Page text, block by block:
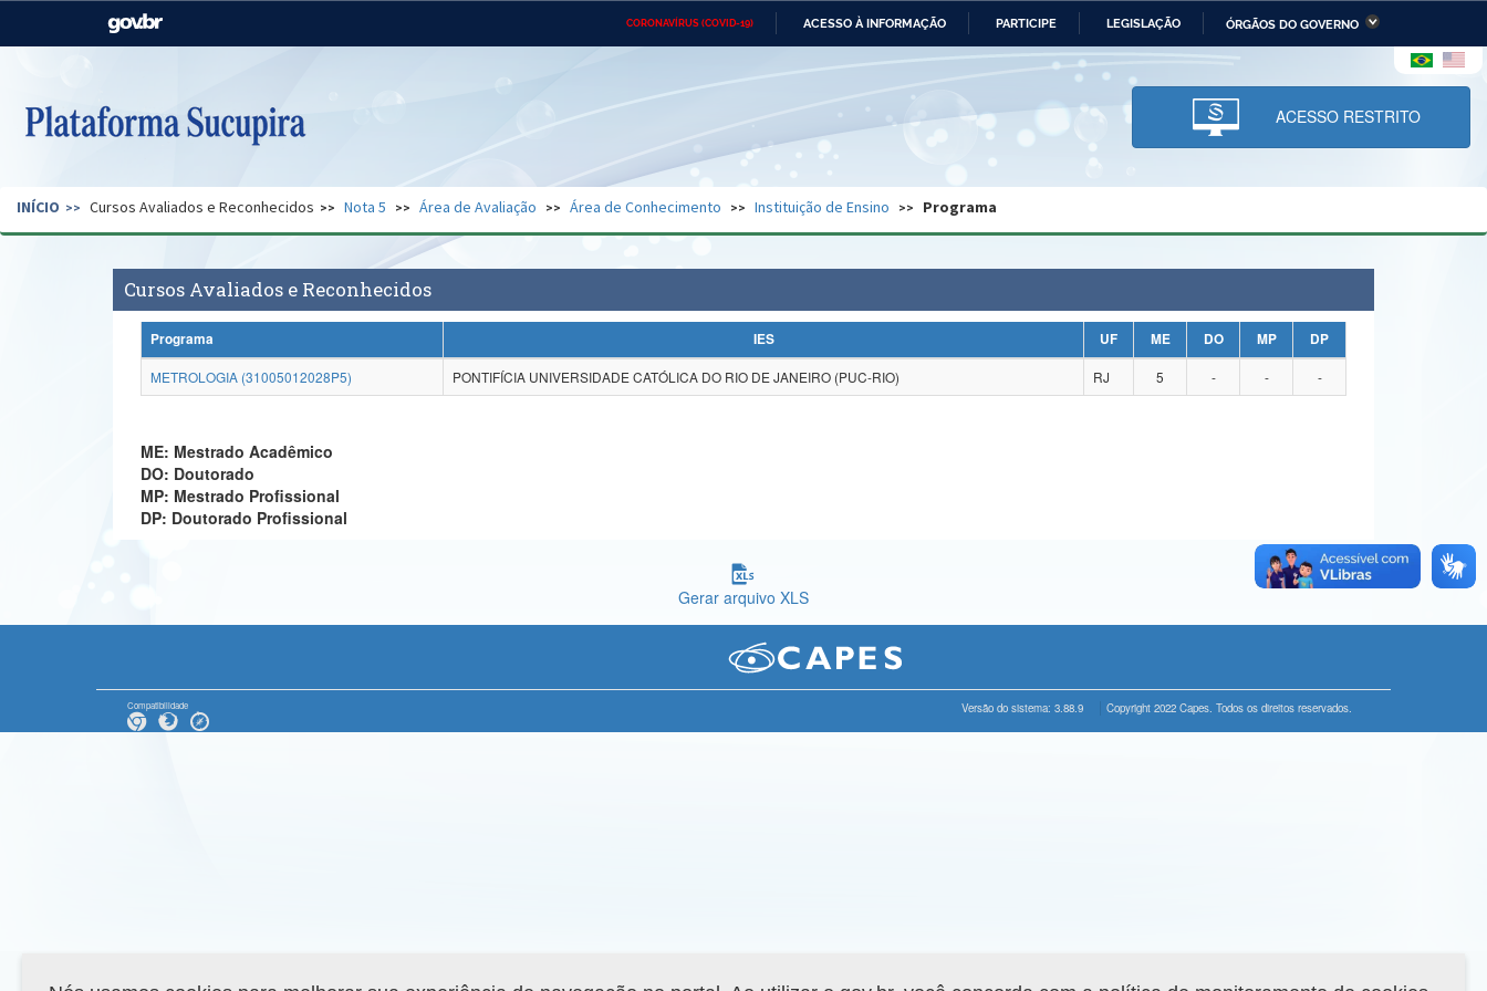
CORONAVÍRUS (COVID-19) ACESSO À INFORMAÇÃO PARTICIPE LEGISLAÇÃO ÓRGÃOS DO GOVERNO
Casa Civil Ministério das Relações Ministério da Economia Ministério da Infraestrutura
Pecuária e Abastecimento
Ministério da Ciência,
Tecnologia, Inovações e
Comunicações
Ministério do Desenvolvimento
Regional e dos Direitos Humanos
Secretaria de Governo Gabinete de Segurança Advocacia-Geral da União Banco Central do Brasil Planalto
ACESSO RESTRITO
INÍCIO Cursos Avaliados e Reconhecidos Nota 5 Área de Avaliação Área de Conhecimento Instituição de Ensino Programa
Cursos Avaliados e Reconhecidos
Programa IES UF ME DO MP
DP
METROLOGIA (31005012028P5)
PONTIFÍCIA UNIVERSIDADE CATÓLICA DO RIO DE JANEIRO (PUC-RIO) RJ 5 - - -
ME: Mestrado Acadêmico
DO: Doutorado
MP: Mestrado Profissional
DP: Doutorado Profissional
Gerar arquivo XLS
Compatibilidade Versão do sistema: 3.88.9 Copyright 2022 Capes. Todos os direitos reservados.